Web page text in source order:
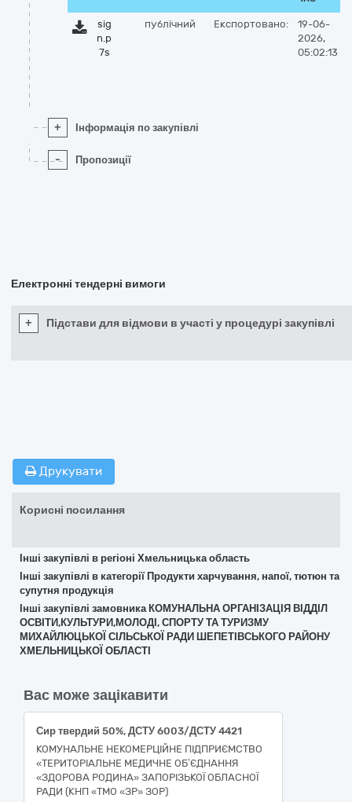
sig
n.p
7s
публічний Експортовано:
19-06-
2026,
05:02:13
+ Інформація по закупівлі
- Пропозиції
Електронні тендерні вимоги
+ Підстави для відмови в участі у процедурі закупівлі
Друкувати
Корисні посилання
Інші закупівлі в регіоні Хмельницька область
Інші закупівлі в категорії Продукти харчування, напої, тютюн та
супутня продукція
Інші закупівлі замовника КОМУНАЛЬНА ОРГАНІЗАЦІЯ ВІДДІЛ
ОСВІТИ,КУЛЬТУРИ,МОЛОДІ, СПОРТУ ТА ТУРИЗМУ
МИХАЙЛЮЦЬКОЇ СІЛЬСЬКОЇ РАДИ ШЕПЕТІВСЬКОГО РАЙОНУ
ХМЕЛЬНИЦЬКОЇ ОБЛАСТІ
Вас може зацікавити
Сир твердий 50%, ДСТУ 6003/ДСТУ 4421
КОМУНАЛЬНЕ НЕКОМЕРЦІЙНЕ ПІДПРИЄМСТВО
«ТЕРИТОРІАЛЬНЕ МЕДИЧНЕ ОБ’ЄДНАННЯ
«ЗДОРОВА РОДИНА» ЗАПОРІЗЬКОЇ ОБЛАСНОЇ
РАДИ (КНП «ТМО «ЗР» ЗОР)